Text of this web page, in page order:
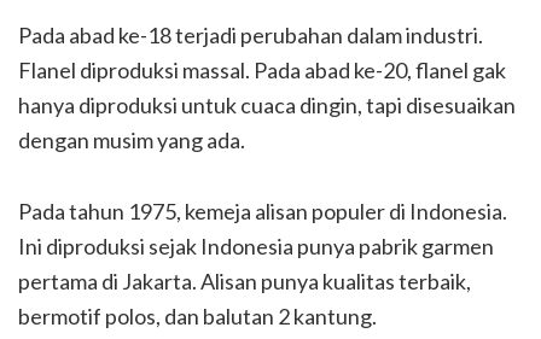
Pada abad ke-18 terjadi perubahan dalam industri.
Flanel diproduksi massal. Pada abad ke-20, flanel gak
hanya diproduksi untuk cuaca dingin, tapi disesuaikan
dengan musim yang ada.
Pada tahun 1975, kemeja alisan populer di Indonesia.
Ini diproduksi sejak Indonesia punya pabrik garmen
pertama di Jakarta. Alisan punya kualitas terbaik,
bermotif polos, dan balutan 2 kantung.